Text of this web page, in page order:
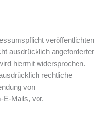
veröffentlichten
ausdrücklich angeforderter
hiermit widersprochen.
rechtliche
von
E-Mails, vor.